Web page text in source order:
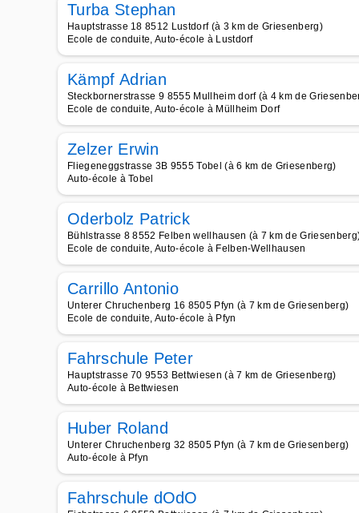
Turba Stephan
Hauptstrasse 18 8512 Lustdorf (à 3 km de Griesenberg)
Ecole de conduite, Auto-école à Lustdorf
Kämpf Adrian
Steckbornerstrasse 9 8555 Mullheim dorf (à 4 km de
Ecole de conduite, Auto-école à Müllheim Dorf
Zelzer Erwin
Fliegeneggstrasse 3B 9555 Tobel (à 6 km de Griesenberg)
Auto-école à Tobel
Oderbolz Patrick
Bühlstrasse 8 8552 Felben wellhausen (à 7 km de
Ecole de conduite, Auto-école à Felben-Wellhausen
Carrillo Antonio
Unterer Chruchenberg 16 8505 Pfyn (à 7 km de Griesenberg)
Ecole de conduite, Auto-école à Pfyn
Fahrschule Peter
Hauptstrasse 70 9553 Bettwiesen (à 7 km de Griesenberg)
Auto-école à Bettwiesen
Huber Roland
Unterer Chruchenberg 32 8505 Pfyn (à 7 km de Griesenberg)
Auto-école à Pfyn
Fahrschule dOdO